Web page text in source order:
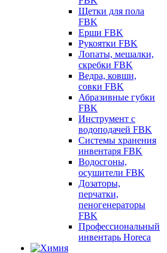
Щетки для пола
FBK
Ерши FBK
Рукоятки FBK
Лопаты, мешалки,
скребки FBK
Ведра, ковши,
совки FBK
Абразивные губки
FBK
Инструмент с
водоподачей FBK
Системы хранения
инвентаря FBK
Водосгоны,
осушители FBK
Дозаторы,
перчатки,
пеногенераторы
FBK
Профессиональный
инвентарь Horeca